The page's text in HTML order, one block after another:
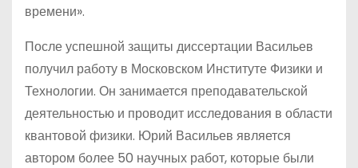
времени».
После успешной защиты диссертации Васильев
получил работу в Московском Институте Физики и
Технологии. Он занимается преподавательской
деятельностью и проводит исследования в области
квантовой физики. Юрий Васильев является
автором более 50 научных работ, которые были